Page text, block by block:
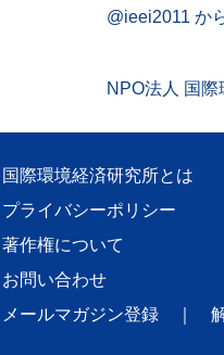
@ieei2011 か
NPO法人 国
国際環境経済研究所とは
プライバシーポリシー
著作権について
お問い合わせ
メールマガジン登録